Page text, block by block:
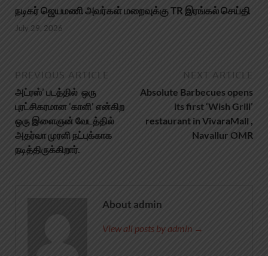
நடிகர் ஜெயமணி அவர்கள் மறைவுக்கு TR இரங்கல் செய்தி
July 29, 2026
PREVIOUS ARTICLE
அட்ரஸ்’ படத்தில் ஒரு
புரட்சிகரமான ‘காளி’ என்கிற
ஒரு இளைஞன் வேடத்தில்
அதர்வா முரளி நட்புக்காக
நடித்திருக்கிறார்.
NEXT ARTICLE
Absolute Barbecues opens
its first ‘Wish Grill’
restaurant in VivaraMall ,
Navallur OMR
About admin
View all posts by admin →